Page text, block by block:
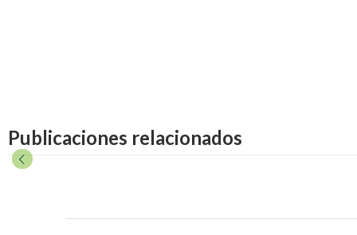
Publicaciones relacionados